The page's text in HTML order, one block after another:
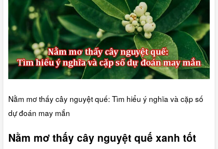
Nằm mơ thấy cây nguyệt quế: Tìm hiểu ý nghĩa và cặp số
dự đoán may mắn
Nằm mơ thấy cây nguyệt quế xanh tốt